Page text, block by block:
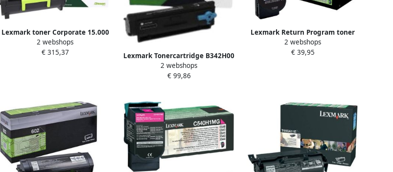
Lexmark toner Corporate 15.000
pagina's OEM 58D2H0E zwart
2 webshops
€ 315,37
Lexmark Tonercartridge B342H00
zwart
2 webshops
€ 99,86
Lexmark Return Program toner
802 3.000 pagina&apos;s OEM
80C2HC0 cyaan
2 webshops
€ 39,95